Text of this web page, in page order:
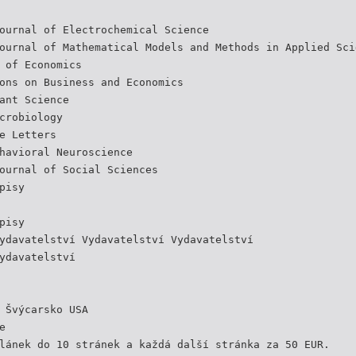
of Electrochemical Science
of Mathematical Models and Methods in Applied
Economics
on Business and Economics
Science
Letters
Neuroscience
of Social Sciences
Vydavatelství Vydavatelství
USA
do 10 stránek a každá další stránka za 50 EUR.